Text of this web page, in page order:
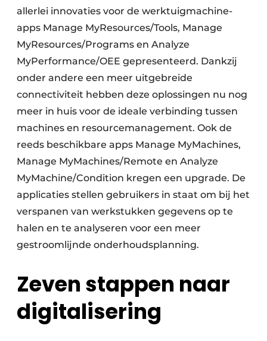
allerlei innovaties voor de werktuigmachine-
apps Manage MyResources/Tools, Manage
MyResources/Programs en Analyze
MyPerformance/OEE gepresenteerd. Dankzij
onder andere een meer uitgebreide
connectiviteit hebben deze oplossingen nu nog
meer in huis voor de ideale verbinding tussen
machines en resourcemanagement. Ook de
reeds beschikbare apps Manage MyMachines,
Manage MyMachines/Remote en Analyze
MyMachine/Condition kregen een upgrade. De
applicaties stellen gebruikers in staat om bij het
verspanen van werkstukken gegevens op te
halen en te analyseren voor een meer
gestroomlijnde onderhoudsplanning.
Zeven stappen naar
digitalisering